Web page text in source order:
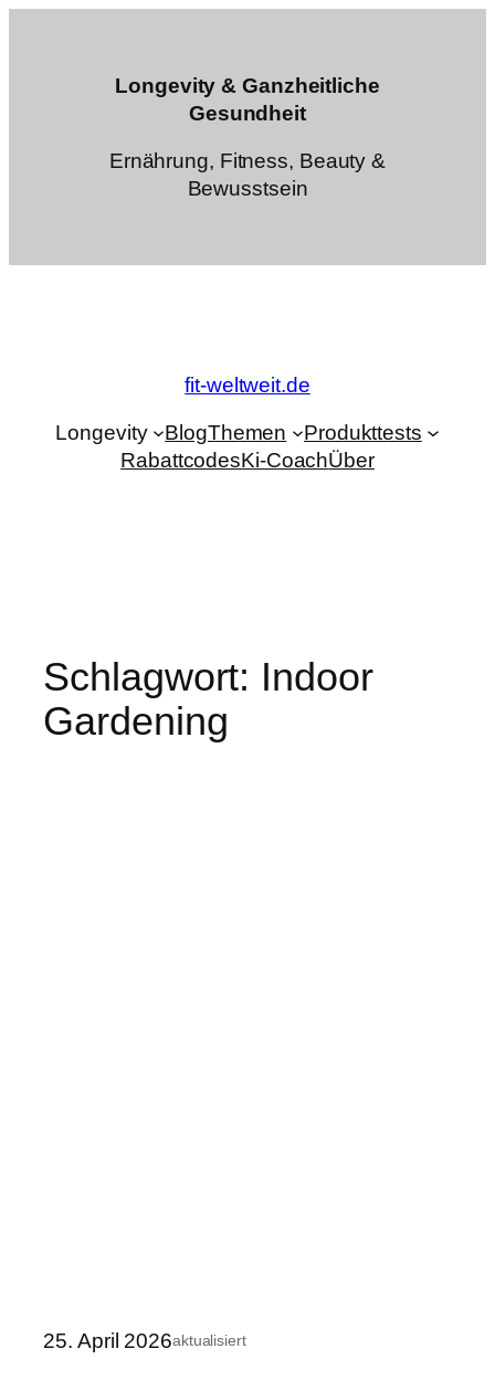
Longevity & Ganzheitliche
Gesundheit
Ernährung, Fitness, Beauty &
Bewusstsein
fit-weltweit.de
Longevity BlogThemen
Produkttests
RabattcodesKi-CoachÜber
Schlagwort: Indoor
Gardening
25. April 2026aktualisiert